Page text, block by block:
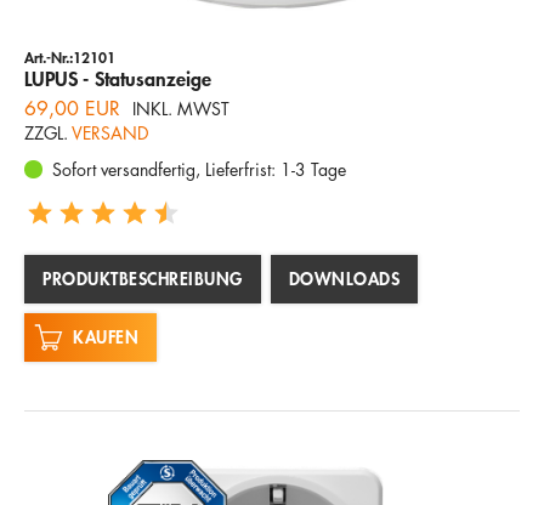
Art.-Nr.:12101
LUPUS - Statusanzeige
69,00 EUR
INKL. MWST
ZZGL. VERSAND
Sofort versandfertig, Lieferfrist: 1-3 Tage
PRODUKTBESCHREIBUNG DOWNLOADS
KAUFEN